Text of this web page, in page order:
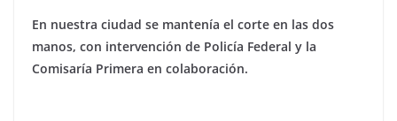
En nuestra ciudad se mantenía el corte en las dos
manos, con intervención de Policía Federal y la
Comisaría Primera en colaboración.